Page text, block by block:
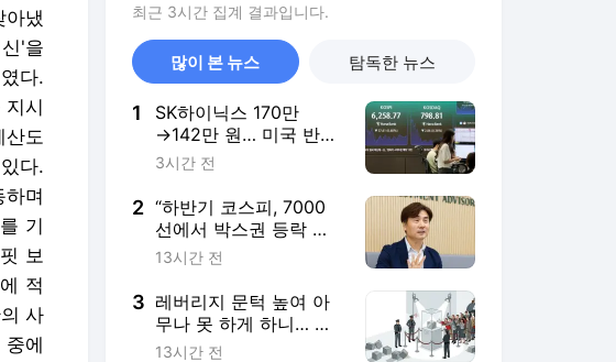
아냈
'을
다.
시
도
다.
며
기
보
적
사
에
최근 3시간 집계 결과입니다.
많이 본 뉴스 탐독한 뉴스
1
SK하이닉스 170만
→142만 원… 미국 반도
체 약세에 코스피 주춤
3시간 전
2 “하반기 코스피, 7000
선에서 박스권 등락 전
망… 반도체는 공급 증
13시간 전
3 레버리지 문턱 높여 아
무나 못 하게 하니… 더
사고 싶게 만든 효과
13시간 전